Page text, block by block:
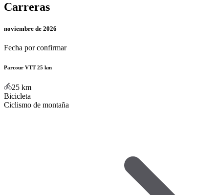
Carreras
noviembre de 2026
Fecha por confirmar
Parcour VTT 25 km
25 km
Bicicleta
Ciclismo de montaña